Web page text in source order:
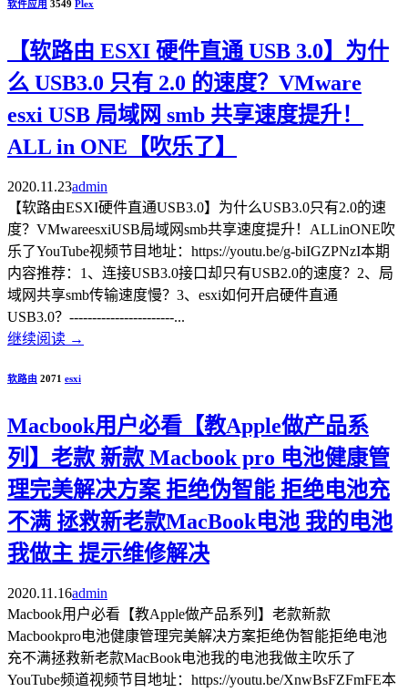
软件应用 3549 Plex
【软路由 ESXI 硬件直通 USB 3.0】为什
么 USB3.0 只有 2.0 的速度？VMware
esxi USB 局域网 smb 共享速度提升！
ALL in ONE【吹乐了】
2020.11.23admin
【软路由ESXI硬件直通USB3.0】为什么USB3.0只有2.0的速
度？VMwareesxiUSB局域网smb共享速度提升！ALLinONE吹
乐了YouTube视频节目地址：https://youtu.be/g-biIGZPNzI本期
内容推荐：1、连接USB3.0接口却只有USB2.0的速度？2、局
域网共享smb传输速度慢？3、esxi如何开启硬件直通
USB3.0？-----------------------...
继续阅读 →
软路由 2071 esxi
Macbook用户必看【教Apple做产品系
列】老款 新款 Macbook pro 电池健康管
理完美解决方案 拒绝伪智能 拒绝电池充
不满 拯救新老款MacBook电池 我的电池
我做主 提示维修解决
2020.11.16admin
Macbook用户必看【教Apple做产品系列】老款新款
Macbookpro电池健康管理完美解决方案拒绝伪智能拒绝电池
充不满拯救新老款MacBook电池我的电池我做主吹乐了
YouTube频道视频节目地址：https://youtu.be/XnwBsFZFmFE本